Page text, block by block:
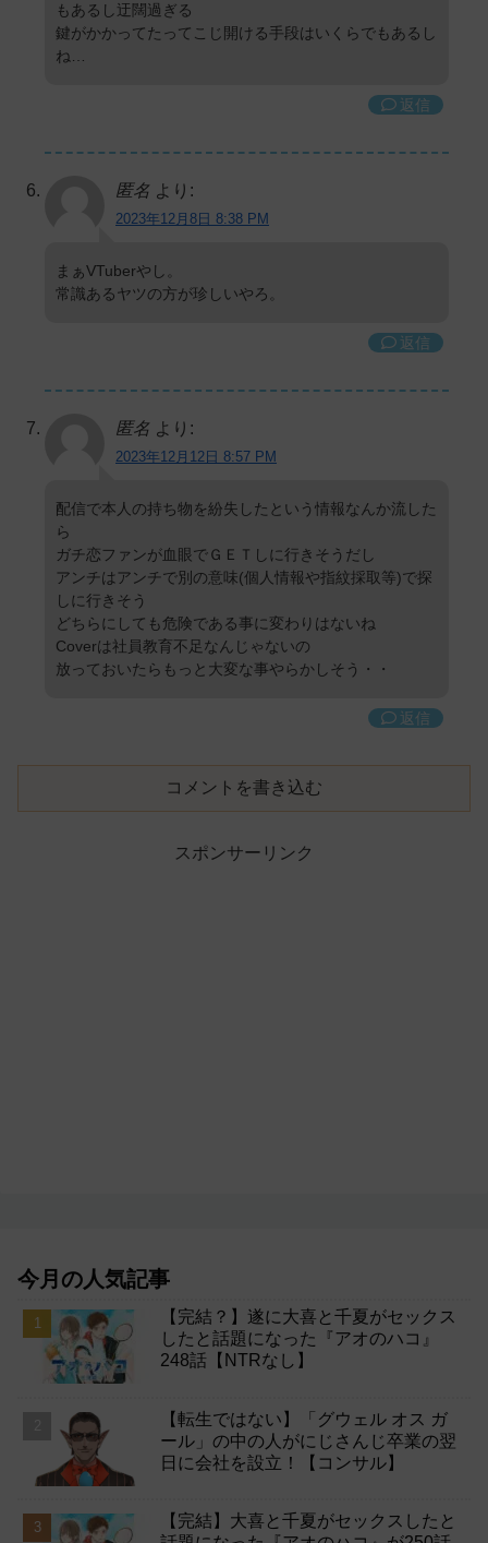
もあるし迂闊過ぎる
鍵がかかってたってこじ開ける手段はいくらでもあるし
ね…
返信
匿名 より:
2023年12月8日 8:38 PM
まぁVTuberやし。
常識あるヤツの方が珍しいやろ。
返信
匿名 より:
2023年12月12日 8:57 PM
配信で本人の持ち物を紛失したという情報なんか流した
ら
ガチ恋ファンが血眼でＧＥＴしに行きそうだし
アンチはアンチで別の意味(個人情報や指紋採取等)で探
しに行きそう
どちらにしても危険である事に変わりはないね
Coverは社員教育不足なんじゃないの
放っておいたらもっと大変な事やらかしそう・・
返信
コメントを書き込む
スポンサーリンク
今月の人気記事
【完結？】遂に大喜と千夏がセックス
したと話題になった『アオのハコ』
248話【NTRなし】
【転生ではない】「グウェル オス ガ
ール」の中の人がにじさんじ卒業の翌
日に会社を設立！【コンサル】
【完結】大喜と千夏がセックスしたと